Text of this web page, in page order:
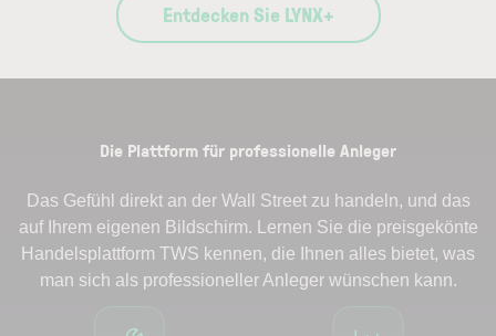
Entdecken Sie LYNX+
Die Plattform für professionelle Anleger
Das Gefühl direkt an der Wall Street zu handeln, und das
auf Ihrem eigenen Bildschirm. Lernen Sie die preisgekönte
Handelsplattform TWS kennen, die Ihnen alles bietet, was
man sich als professioneller Anleger wünschen kann.